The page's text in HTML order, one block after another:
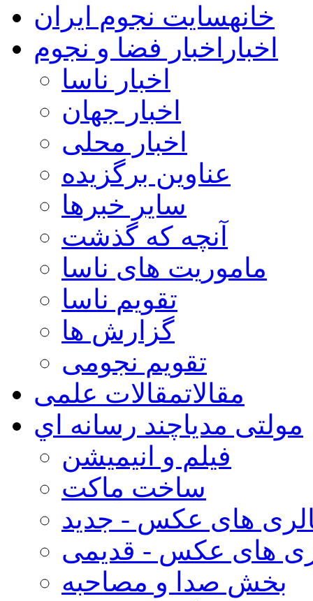
خانهسایت نجوم ایران
اخبار اخبار فضا و نجوم
اخبار ناسا
اخبار جهان
اخبار محلی
عناوین برگزیده
سایر خبرها
آنچه که گذشت
ماموریت های ناسا
تقویم ناسا
گزارش ها
تقویم نجومی
مقالاتمقالات علمی
مولتی مدیاچند رسانه اي
فیلم و انیمیشن
ساخت ماکت
های عکس - جدید
های عکس - قدیمی
بخش صدا و مصاحبه